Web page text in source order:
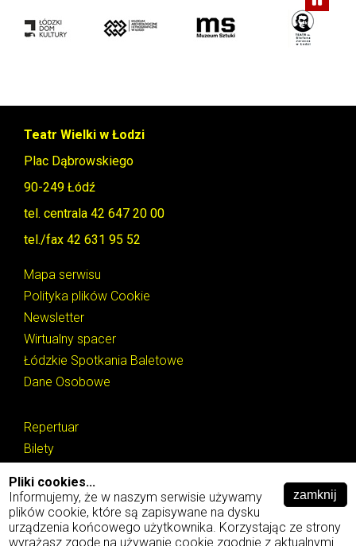
Teatr Wielki w Łodzi
Plac Dąbrowskiego
90-249 Łódź
tel. centrala 42 647 20 00
tel./fax 42 631 95 52
Mapa serwisu
Polityka plików Cookie
Newsletter
Wirtualny spacer
Łódzkie Spotkania Baletowe
Dane Osobowe
Repertuar
Bilety
O teatrze
Inne
ŁSB
Pliki cookies...
Informujemy, że w naszym serwisie używamy
plików cookie, które są zapisywane na dysku
urządzenia końcowego użytkownika. Korzystając ze strony
wyrażasz zgodę na używanie cookie zgodnie z aktualnymi